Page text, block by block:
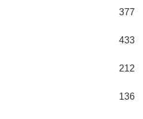
377
433
212
136